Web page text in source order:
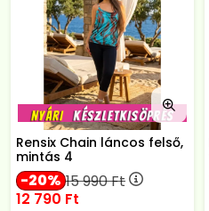
Rensix Chain láncos felső,
mintás 4
20 15 990Ft
12 790 Ft